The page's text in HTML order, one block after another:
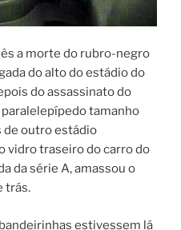
a morte do rubro-negro
do alto do estádio do
do assassinato do
paralelepípedo tamanho
de outro estádio
vidro traseiro do carro do
da série A, amassou o
trás.
estivessem lá